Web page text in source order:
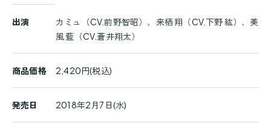
品
細
出演
カミュ（CV.前野智昭）、来栖 翔（CV.下野 紘）、美
風 藍（CV.蒼井翔太）
商品価格 2,420円(税込)
発売日 2018年2月7日(水)